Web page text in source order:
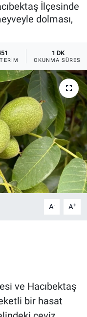
İlçesinde
dolması,
1 DK
OKUNMA SÜRESI
A- A+
ve Hacıbektaş
bir hasat